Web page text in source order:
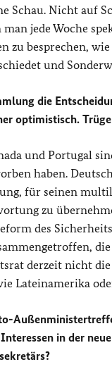
Schau. Nicht auf
jede Woche
besprechen,
und
die
optimistisch.
und Portugal
haben.
für seinen
zu
des
derzeit nicht
Lateinamerika
in der